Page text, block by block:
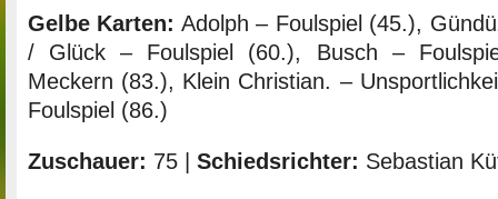
Gelbe Karten: Adolph – Foulspiel (45.),
/ Glück – Foulspiel (60.), Busch –
Meckern (83.), Klein Christian. –
Foulspiel (86.)
Zuschauer: 75 | Schiedsrichter: Sebastian